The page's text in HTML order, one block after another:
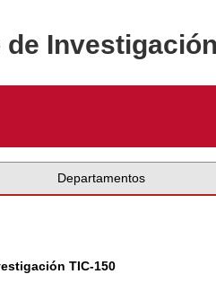
Investigación
Departamentos
TIC-150